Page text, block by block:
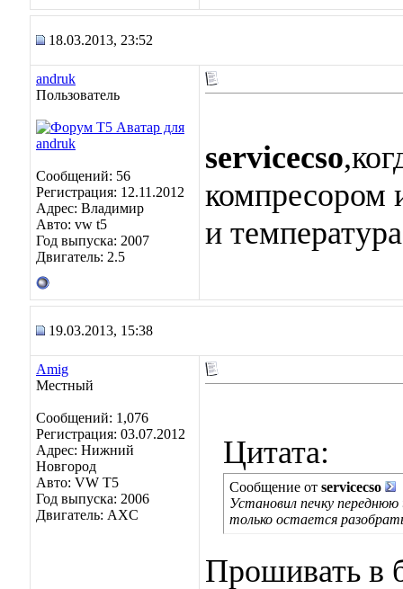
18.03.2013, 23:52
andruk
Пользователь
Сообщений: 56
Регистрация: 12.11.2012
Адрес: Владимир
Авто: vw t5
Год выпуска: 2007
Двигатель: 2.5
servicecso
компресором
и
19.03.2013, 15:38
Amig
Местный
Сообщений: 1,076
Регистрация: 03.07.2012
Адрес: Нижний
Новгород
Авто: VW T5
Год выпуска: 2006
Двигатель: AXC
Цитата:
Сообщение от servicecso
Установил печку
только остается
Прошивать в